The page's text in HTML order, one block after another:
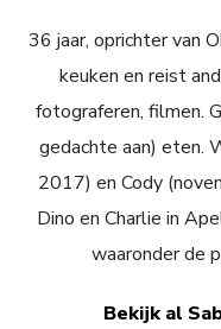
36 jaar, oprichter van
keuken en reist
fotograferen, filmen.
gedachte aan) eten.
2017) en Cody
Dino en Charlie in
waaronder de
Bekijk al